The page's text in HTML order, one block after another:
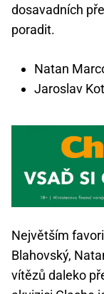
dosavadních
poradit.
Natan
Jaroslav
Největším
Blahovský,
vítězů daleko